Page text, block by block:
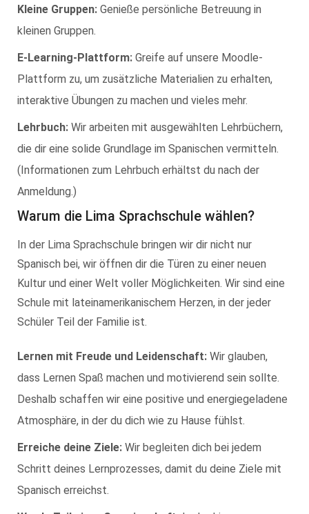
Kleine Gruppen: Genieße persönliche Betreuung in
kleinen Gruppen.
E-Learning-Plattform: Greife auf unsere Moodle-
Plattform zu, um zusätzliche Materialien zu erhalten,
interaktive Übungen zu machen und vieles mehr.
Lehrbuch: Wir arbeiten mit ausgewählten Lehrbüchern,
die dir eine solide Grundlage im Spanischen vermitteln.
(Informationen zum Lehrbuch erhältst du nach der
Anmeldung.)
Warum die Lima Sprachschule wählen?
In der Lima Sprachschule bringen wir dir nicht nur
Spanisch bei, wir öffnen dir die Türen zu einer neuen
Kultur und einer Welt voller Möglichkeiten. Wir sind eine
Schule mit lateinamerikanischem Herzen, in der jeder
Schüler Teil der Familie ist.
Lernen mit Freude und Leidenschaft: Wir glauben,
dass Lernen Spaß machen und motivierend sein sollte.
Deshalb schaffen wir eine positive und energiegeladene
Atmosphäre, in der du dich wie zu Hause fühlst.
Erreiche deine Ziele: Wir begleiten dich bei jedem
Schritt deines Lernprozesses, damit du deine Ziele mit
Spanisch erreichst.